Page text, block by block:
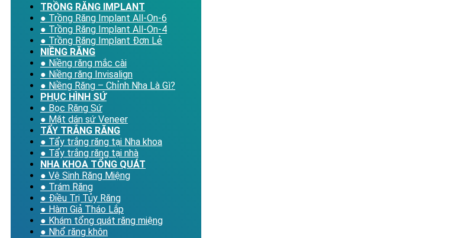
TRỒNG RĂNG IMPLANT
● Trồng Răng Implant All-On-6
● Trồng Răng Implant All-On-4
● Trồng Răng Implant Đơn Lẻ
NIỀNG RĂNG
● Niềng răng mắc cài
● Niềng răng Invisalign
● Niềng Răng – Chỉnh Nha Là Gì?
PHỤC HÌNH SỨ
● Bọc Răng Sứ
● Mặt dán sứ Veneer
TẨY TRẮNG RĂNG
● Tẩy trắng răng tại Nha khoa
● Tẩy trắng răng tại nhà
NHA KHOA TỔNG QUÁT
● Vệ Sinh Răng Miệng
● Trám Răng
● Điều Trị Tủy Răng
● Hàm Giả Tháo Lắp
● Khám tổng quát răng miệng
● Nhổ răng khôn